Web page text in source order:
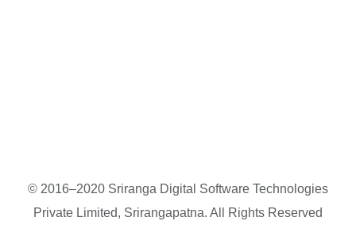
© 2016–2020 Sriranga Digital Software Technologies
Private Limited, Srirangapatna. All Rights Reserved